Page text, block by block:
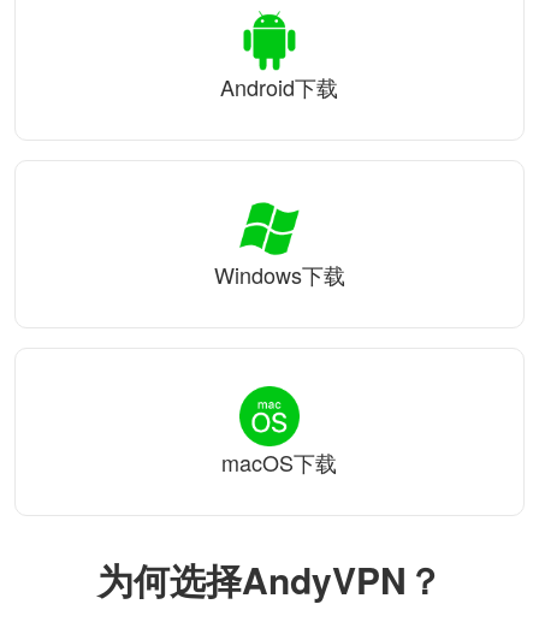
为何选择AndyVPN？
Android下载
Windows下载
macOS下载